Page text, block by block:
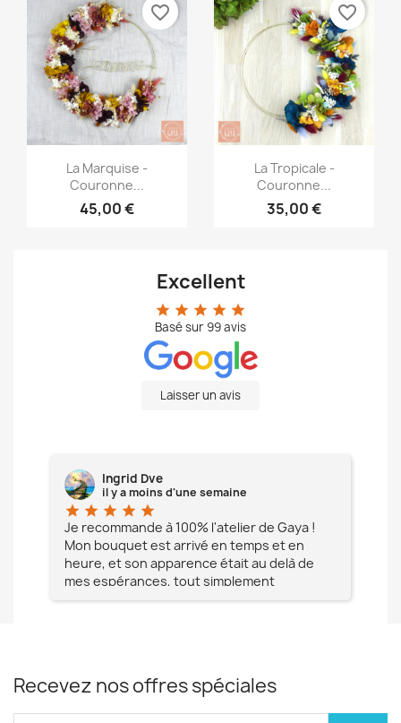
Aperçu rapide
La Marquise -
Couronne...
45,00 €
favorite_border
Aperçu rapide
La Tropicale -
Couronne...
35,00 €
favorite_border
Excellent
star star star star star
Basé sur 99avis
Laisser un avis
Ingrid Dve
il y a moins d'une semaine
star star star star star
Je recommande à 100% l'atelier de Gaya !
Mon bouquet est arrivé en temps et en
heure, et son apparence était au delà de
mes espérances, tout simplement
Recevez nos offres spéciales